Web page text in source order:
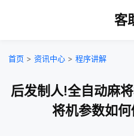
客
首页 > 资讯中心 > 程序讲解
后发制人!全自动麻
将机参数如